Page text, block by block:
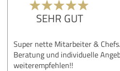
SEHR GUT
Super nette Mitarbeiter &
Beratung und individuelle
weiterempfehlen!!